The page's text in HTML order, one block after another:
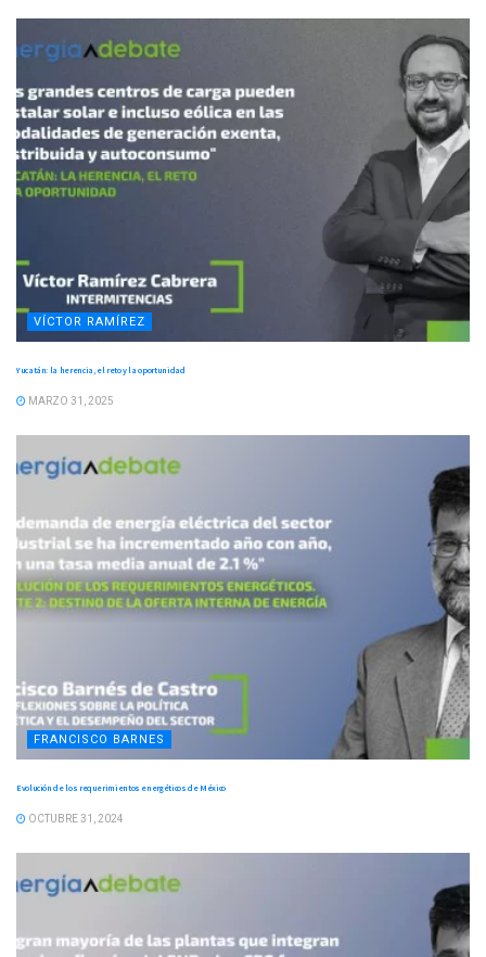
VÍCTOR RAMÍREZ
Yucatán: la herencia, el reto y la oportunidad
MARZO 31, 2025
FRANCISCO BARNES
Evolución de los requerimientos energéticos de México
OCTUBRE 31, 2024